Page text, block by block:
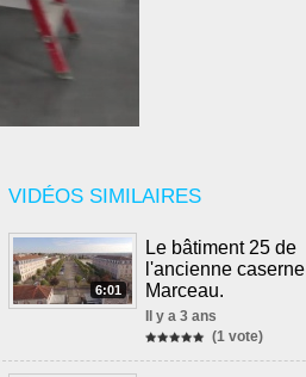
VIDÉOS SIMILAIRES
6:01
Le bâtiment 25 de
l'ancienne caserne
Marceau.
Il y a 3 ans
(1 vote)